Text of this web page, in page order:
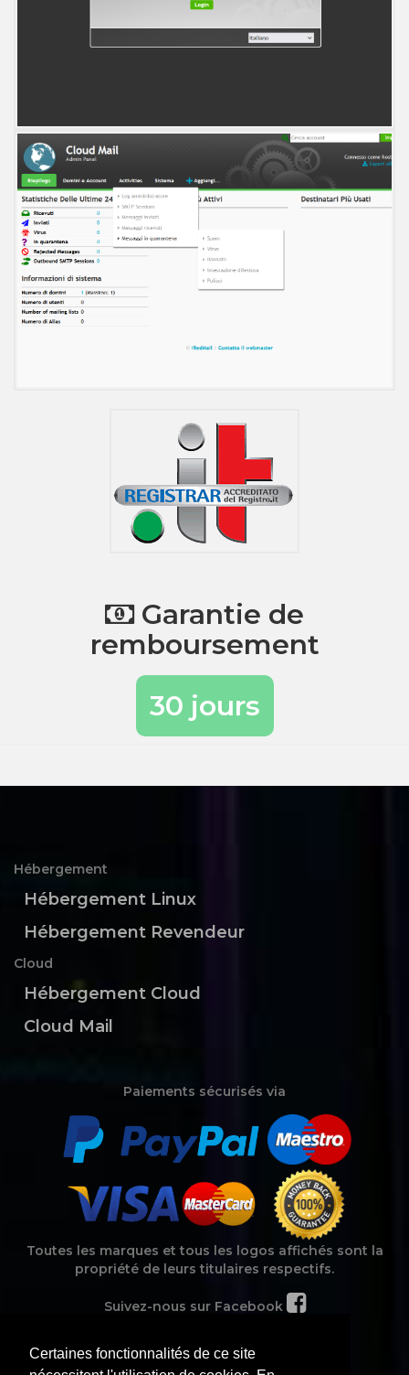
Certaines fonctionnalités de ce site
Garantie de
remboursement
30 jours
Hébergement
Hébergement Linux
Hébergement Revendeur
Cloud
Hébergement Cloud
Cloud Mail
Paiements sécurisés via
Toutes les marques et tous les logos affichés sont la
propriété de leurs titulaires respectifs.
Suivez-nous sur Facebook